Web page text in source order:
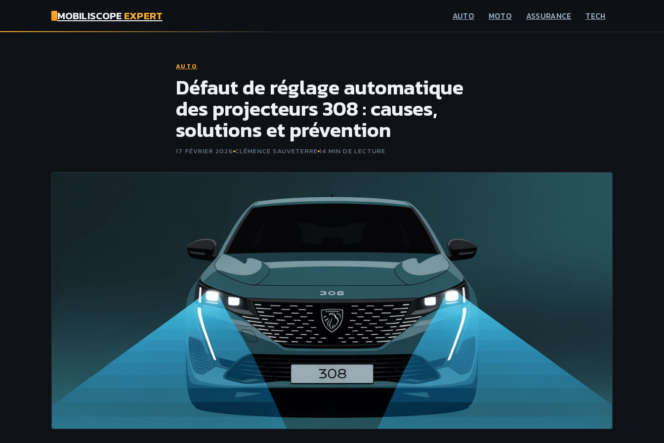
MOBILISCOPEEXPERT AUTO MOTO ASSURANCE TECH
AUTO
Défaut de réglage automatique
des projecteurs 308 : causes,
solutions et prévention
17 FÉVRIER 2026·CLÉMENCE SAUVETERRE·14 MIN DE LECTURE